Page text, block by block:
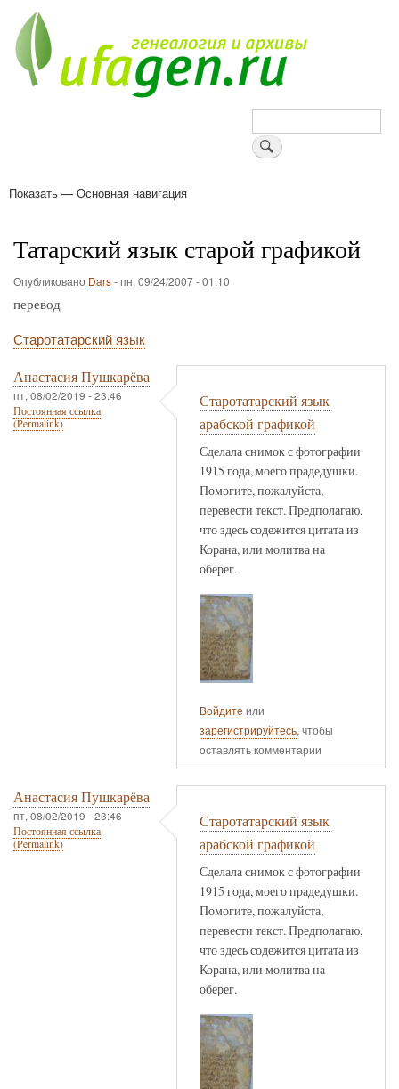
основному
содержанию
Поиск
Основная
Показать — Основная навигация
Татарский язык старой графикой
Опубликовано Dars-пн, 09/24/2007 - 01:10
перевод
Старотатарский язык
Анастасия Пушкарёва
пт, 08/02/2019 - 23:46
Постоянная ссылка
(Permalink)
Старотатарский язык
арабской графикой
Сделала снимок с фотографии
1915 года, моего прадедушки.
Помогите, пожалуйста,
перевести текст. Предполагаю,
что здесь содежится цитата из
Корана, или молитва на
оберег.
Войдите или
зарегистрируйтесь, чтобы
оставлять комментарии
Анастасия Пушкарёва
пт, 08/02/2019 - 23:46
Постоянная ссылка
(Permalink)
Старотатарский язык
арабской графикой
Сделала снимок с фотографии
1915 года, моего прадедушки.
Помогите, пожалуйста,
перевести текст. Предполагаю,
что здесь содежится цитата из
Корана, или молитва на
оберег.